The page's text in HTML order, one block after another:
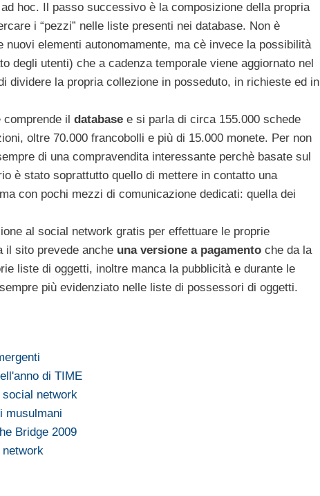
hoc. Il passo successivo è la composizione della propria
i “pezzi” nelle liste presenti nei database. Non è
nuovi elementi autonomamente, ma cè invece la possibilità
degli utenti) che a cadenza temporale viene aggiornato nel
dividere la propria collezione in posseduto, in richieste ed in
il database e si parla di circa 155.000 schede
oltre 70.000 francobolli e più di 15.000 monete. Per non
di una compravendita interessante perchè basate sul
è stato soprattutto quello di mettere in contatto una
con pochi mezzi di comunicazione dedicati: quella dei
al social network gratis per effettuare le proprie
il sito prevede anche una versione a pagamento che da la
liste di oggetti, inoltre manca la pubblicità e durante le
più evidenziato nelle liste di possessori di oggetti.
di TIME
network
musulmani
Bridge 2009